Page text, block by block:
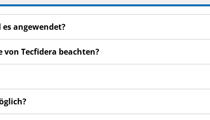
Packungsbeilage angegeben sind. Siehe Abschnitt 4.
angewendet?
von Tecfidera beachten?